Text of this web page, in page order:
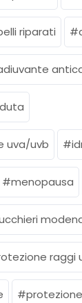
riparati
uva/uvb
menopausa
raggi